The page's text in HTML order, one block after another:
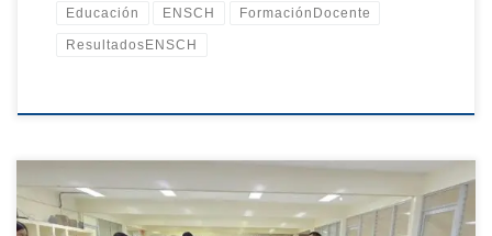
Educación ENSCH FormaciónDocente
ResultadosENSCH
La Escuela Normal Superior de Chiapas llevó a cabo este día el
Examen de Admisión, recibiendo a aspirantes que desean formar